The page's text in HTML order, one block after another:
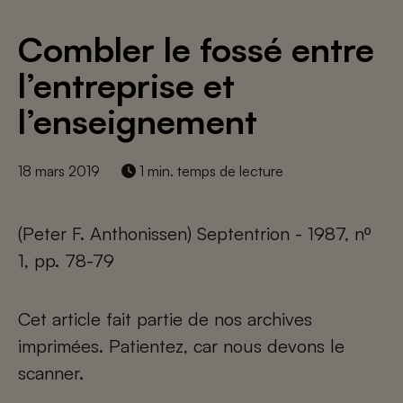
Combler le fossé entre
l’entreprise et
l’enseignement
18 mars 2019 1 min. temps de lecture
(Peter F. Anthonissen) Septentrion - 1987, nº
1, pp. 78-79
Cet article fait partie de nos archives
imprimées. Patientez, car nous devons le
scanner.